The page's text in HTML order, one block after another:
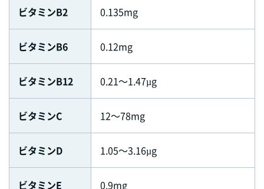
ビタミンB2 0.135mg
ビタミンB6 0.12mg
ビタミンB12 0.21～1.47µg
ビタミンC 12～78mg
ビタミンD 1.05～3.16µg
ビタミンE 0.9mg